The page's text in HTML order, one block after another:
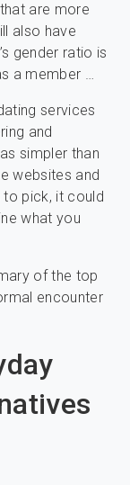
are more
also have
gender ratio is
a member …
services
and
simpler than
websites and
pick, it could
what you
of the top
encounter